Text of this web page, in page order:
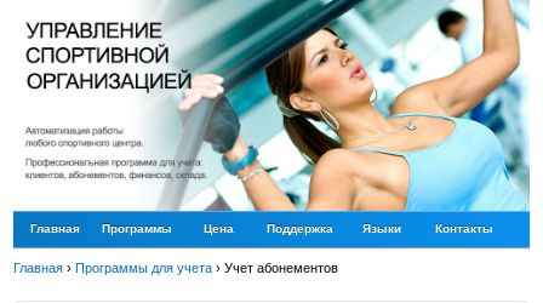
Главная Программы Цена Поддержка Языки Контакты
Главная ›Программы для учета ›Учет абонементов